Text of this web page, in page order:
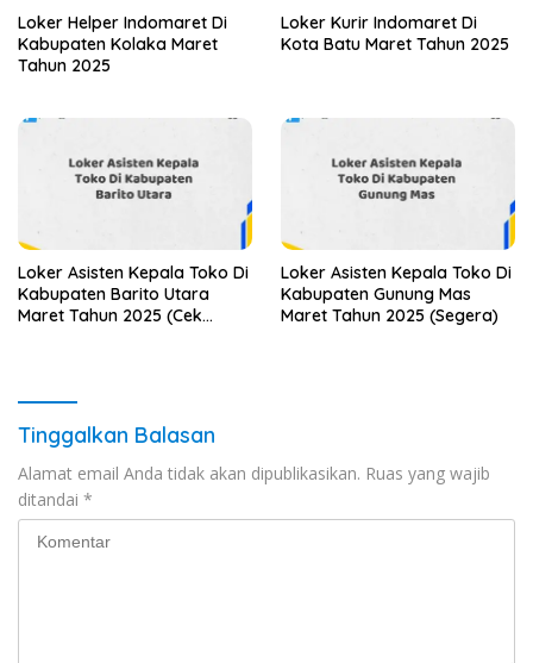
Loker Helper Indomaret Di
Kabupaten Kolaka Maret
Tahun 2025
Loker Kurir Indomaret Di
Kota Batu Maret Tahun 2025
Loker Asisten Kepala Toko Di
Kabupaten Barito Utara
Maret Tahun 2025 (Cek
Loker Asisten Kepala Toko Di
Kabupaten Gunung Mas
Maret Tahun 2025 (Segera)
Tinggalkan Balasan
Alamat email Anda tidak akan dipublikasikan. Ruas yang wajib
ditandai *